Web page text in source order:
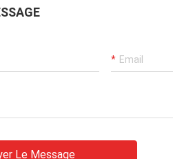
Le Message